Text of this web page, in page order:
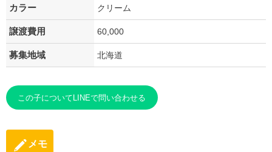
カラー クリーム
譲渡費用 60,000
募集地域 北海道
この子についてLINEで問い合わせる
メモ